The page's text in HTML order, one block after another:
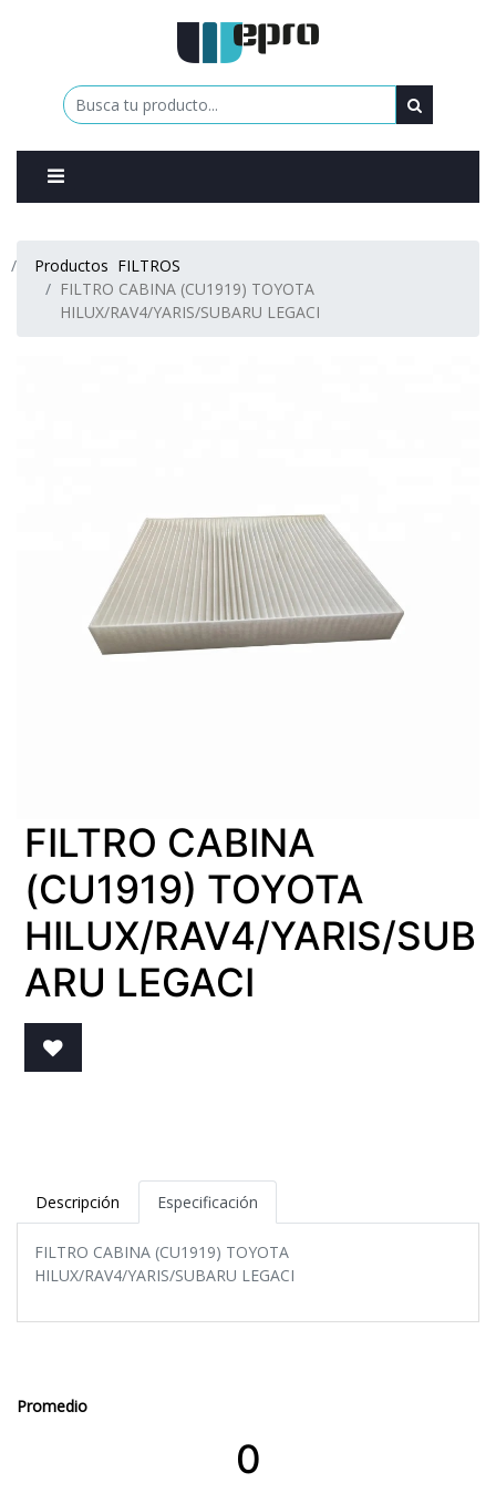
Productos FILTROS
FILTRO CABINA (CU1919) TOYOTA
HILUX/RAV4/YARIS/SUBARU LEGACI
FILTRO CABINA
(CU1919) TOYOTA
HILUX/RAV4/YARIS/SUB
ARU LEGACI
Descripción Especificación
FILTRO CABINA (CU1919) TOYOTA
HILUX/RAV4/YARIS/SUBARU LEGACI
Promedio
0